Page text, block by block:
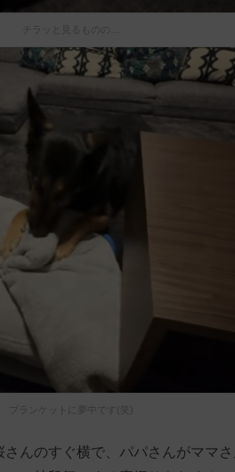
チラッと見るものの…
ブランケットに夢中です(笑)
んのすぐ横で、パパさんがママ